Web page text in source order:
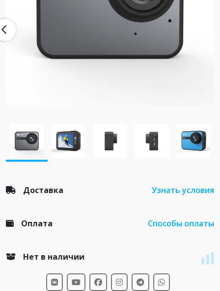
Доставка Узнать условия
Оплата Способы оплаты
Нет в наличии